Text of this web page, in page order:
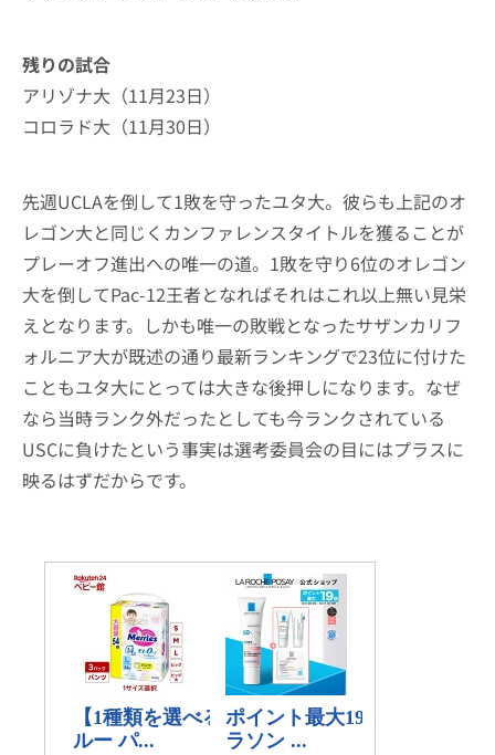
残りの試合
アリゾナ大（11月23日）
コロラド大（11月30日）
先週UCLAを倒して1敗を守ったユタ大。彼らも上記のオ
レゴン大と同じくカンファレンスタイトルを獲ることが
プレーオフ進出への唯一の道。1敗を守り6位のオレゴン
大を倒してPac-12王者となればそれはこれ以上無い見栄
えとなります。しかも唯一の敗戦となったサザンカリフ
ォルニア大が既述の通り最新ランキングで23位に付けた
こともユタ大にとっては大きな後押しになります。なぜ
なら当時ランク外だったとしても今ランクされている
USCに負けたという事実は選考委員会の目にはプラスに
映るはずだからです。